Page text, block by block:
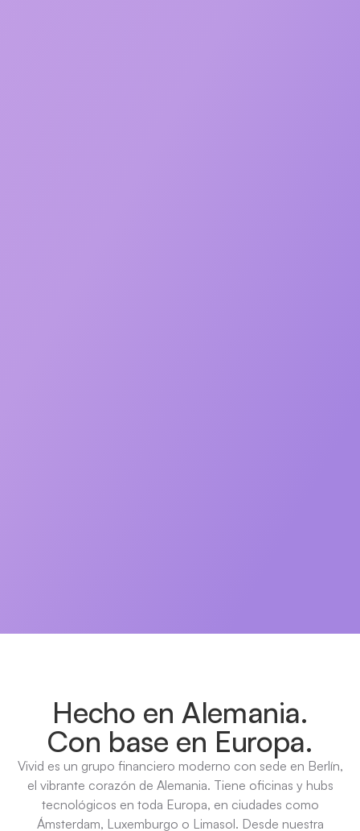
Hecho en Alemania.
Con base en Europa.
Vivid es un grupo financiero moderno con sede en Berlín,
el vibrante corazón de Alemania. Tiene oficinas y hubs
tecnológicos en toda Europa, en ciudades como
Ámsterdam, Luxemburgo o Limasol. Desde nuestra